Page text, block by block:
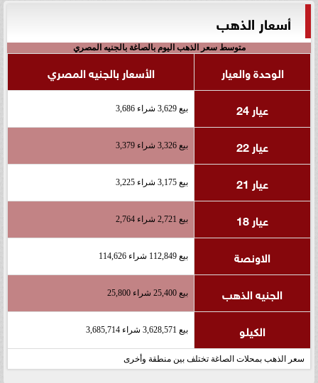
أسعار الذهب
متوسط سعر الذهب اليوم بالصاغة بالجنيه المصري
الوحدة والعيار
الأسعار بالجنيه المصري
عيار 24
بيع 3,629 شراء 3,686
عيار 22 بيع 3,326 شراء 3,379
عيار 21 بيع 3,175 شراء 3,225
عيار 18 بيع 2,721 شراء 2,764
الاونصة بيع 112,849 شراء 114,626
الجنيه الذهب بيع 25,400 شراء 25,800
الكيلو بيع 3,628,571 شراء 3,685,714
سعر الذهب بمحلات الصاغة تختلف بين منطقة وأخرى